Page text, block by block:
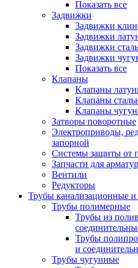
Показать все
Задвижки
Задвижки
Задвижки
Задвижки
Задвижки
Показать все
Клапаны
Клапаны
Клапаны
Клапаны
Затворы поворотные
Электроприводы,
запорной
Системы защиты от
Запчасти для
Вентили
Редукторы
Трубы канализационные и
Трубы полимерные
Трубы из
Трубы
и
Трубы чугунные